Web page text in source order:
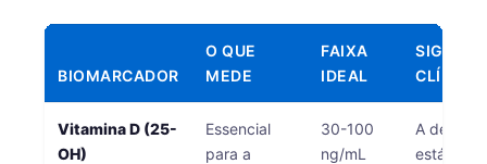
BIOMARCADOR
O QUE
MEDE
FAIXA
IDEAL
CLÍNICO
Vitamina D (25-
OH)
Essencial
para a
30-100
ng/mL
A
está
فارسی
Nederlands